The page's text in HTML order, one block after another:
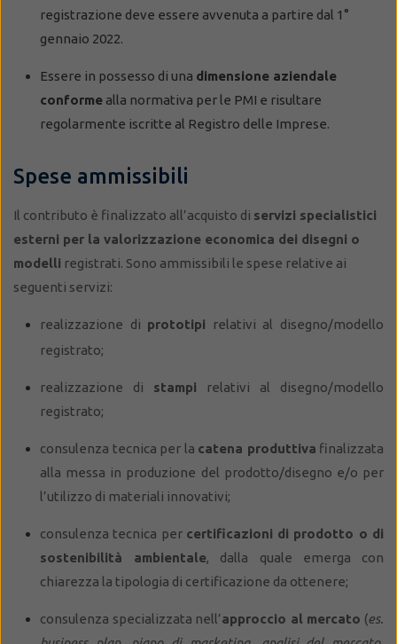
registrazione deve essere avvenuta a partire dal 1°
gennaio 2022.
Essere in possesso di una dimensione aziendale
conforme alla normativa per le PMI e risultare
regolarmente iscritte al Registro delle Imprese.
Spese ammissibili
Il contributo è finalizzato all’acquisto di servizi specialistici
esterni per la valorizzazione economica dei disegni o
modelli registrati. Sono ammissibili le spese relative ai
seguenti servizi:
realizzazione di prototipi relativi al disegno/modello
registrato;
realizzazione di stampi relativi al disegno/modello
registrato;
consulenza tecnica per la catena produttiva finalizzata
alla messa in produzione del prodotto/disegno e/o per
l’utilizzo di materiali innovativi;
consulenza tecnica per certificazioni di prodotto o di
sostenibilità ambientale, dalla quale emerga con
chiarezza la tipologia di certificazione da ottenere;
consulenza specializzata nell’approccio al mercato (es.